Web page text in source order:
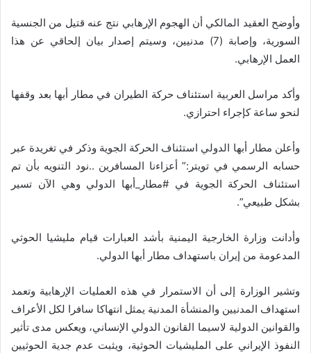
وأوضح العقيد المالكي أن الهجوم الإرهابي نتج عنه قتيل من الجنسية
السورية، وإصابة (7) مدنيين، وسيتم إصدار بيان إلحاقي عن هذا
العمل الإرهابي.
وأكد مراسل العربية استئناف حركة الطيران في مطار أبها بعد وقفها
لنحو ساعة كإجراء احترازي.
وأعلن مطار أبها الدولي استئناف الحركة الجوية وذكر في تغريدة عبر
حسابه الرسمي في تويتر:” ‏أعزاءنا المسافرين ..نود التنويه بأن تم
استئناف الحركة الجوية في ‎#مطار_أبها الدولي وهي الآن تسير
بشكل طبيعي”.
وأدانت وزارة الخارجية اليمنية بأشد العبارات قيام مليشيا الحوثي
المدعومة من إيران باستهداف مطار أبها الدولي.
‏وتشير الوزارة إلى أن الاستمرار في هذه العمليات الإرهابية وتعمد
استهداف المدنيين والمنشأة المدنية يمثل انتهاكا سافرا لكل الأعراف
والقوانين الدولية لاسيما القانون الدولي الإنساني، ويعكس مدى تأثير
النفوذ الإيراني على المليشيات الحوثية، ويثبت عدم جدية الحوثيين